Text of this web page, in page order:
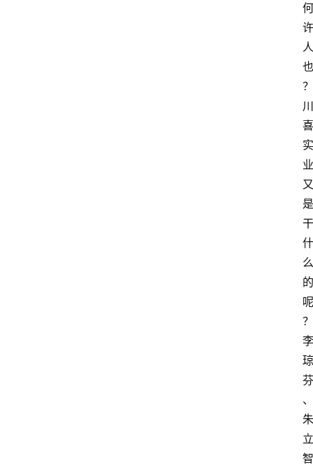
何
许
人
也
？
川
喜
实
业
又
是
干
什
么
的
呢
？
李
琼
芬
、
朱
立
智